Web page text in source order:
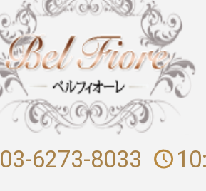
03-6273-8033